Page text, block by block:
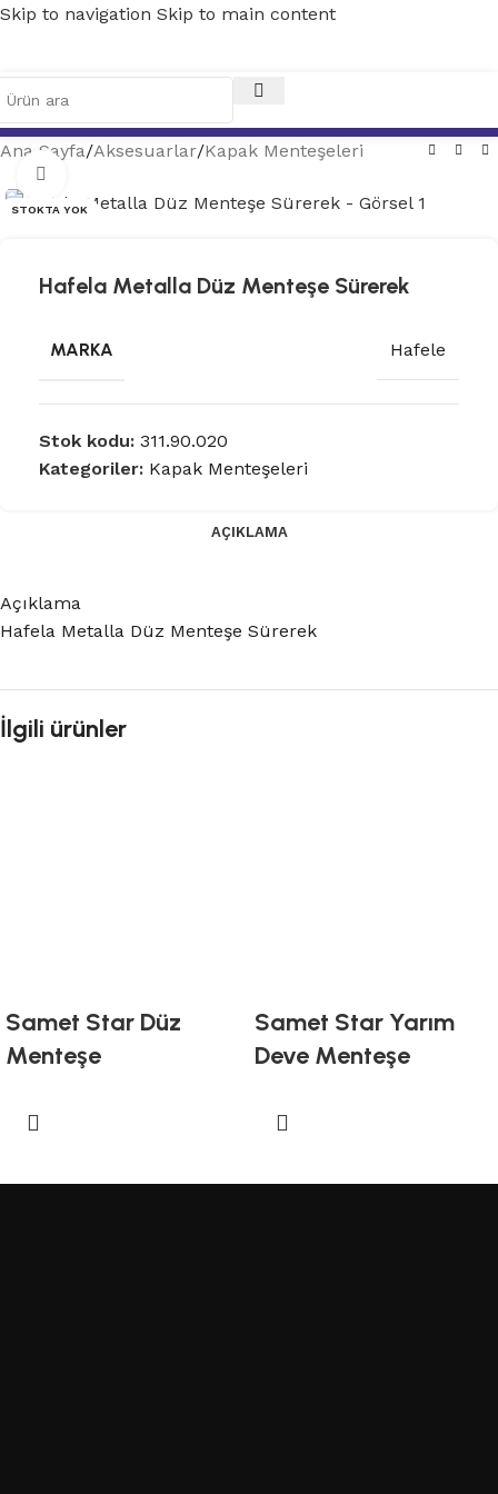
Skip to navigation Skip to main content
Ana Sayfa/Aksesuarlar/Kapak Menteşeleri
STOKTA YOK
Hafela Metalla Düz Menteşe Sürerek
MARKA Hafele
Stok kodu: 311.90.020
Kategoriler: Kapak Menteşeleri
AÇIKLAMA
Açıklama
Hafela Metalla Düz Menteşe Sürerek
İlgili ürünler
Samet Star Düz
Menteşe
Samet Star Yarım
Deve Menteşe